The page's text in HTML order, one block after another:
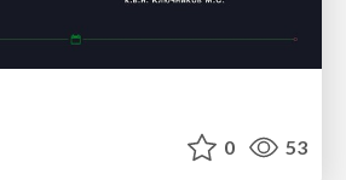
0 53